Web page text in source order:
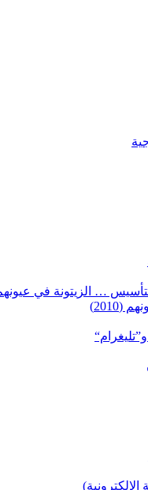
(2010)